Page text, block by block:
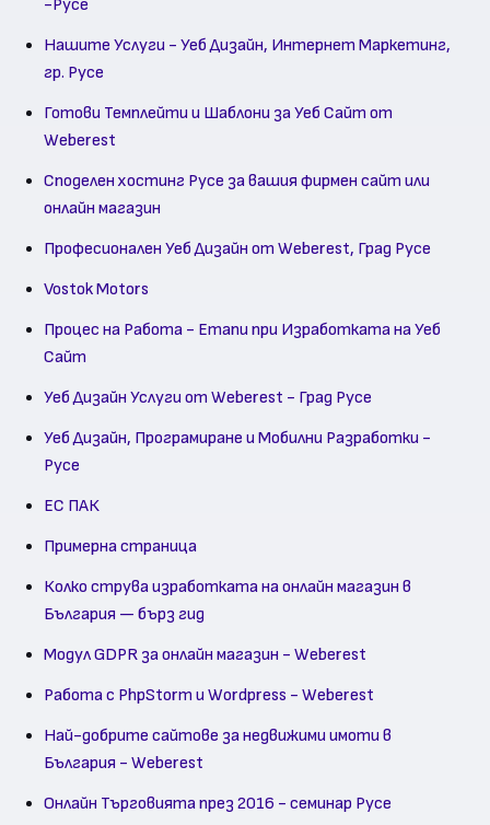
-Русе
Нашите Услуги - Уеб Дизайн, Интернет Маркетинг,
гр. Русе
Готови Темплейти и Шаблони за Уеб Сайт от
Weberest
Споделен хостинг Русе за вашия фирмен сайт или
онлайн магазин
Професионален Уеб Дизайн от Weberest, Град Русе
Vostok Motors
Процес на Работа - Етапи при Изработката на Уеб
Сайт
Уеб Дизайн Услуги от Weberest - Град Русе
Уеб Дизайн, Програмиране и Мобилни Разработки -
Русе
ЕС ПАК
Примерна страница
Колко струва изработката на онлайн магазин в
България — бърз гид
Модул GDPR за онлайн магазин - Weberest
Работа с PhpStorm и Wordpress - Weberest
Най-добрите сайтове за недвижими имоти в
България - Weberest
Онлайн Търговията през 2016 - семинар Русе